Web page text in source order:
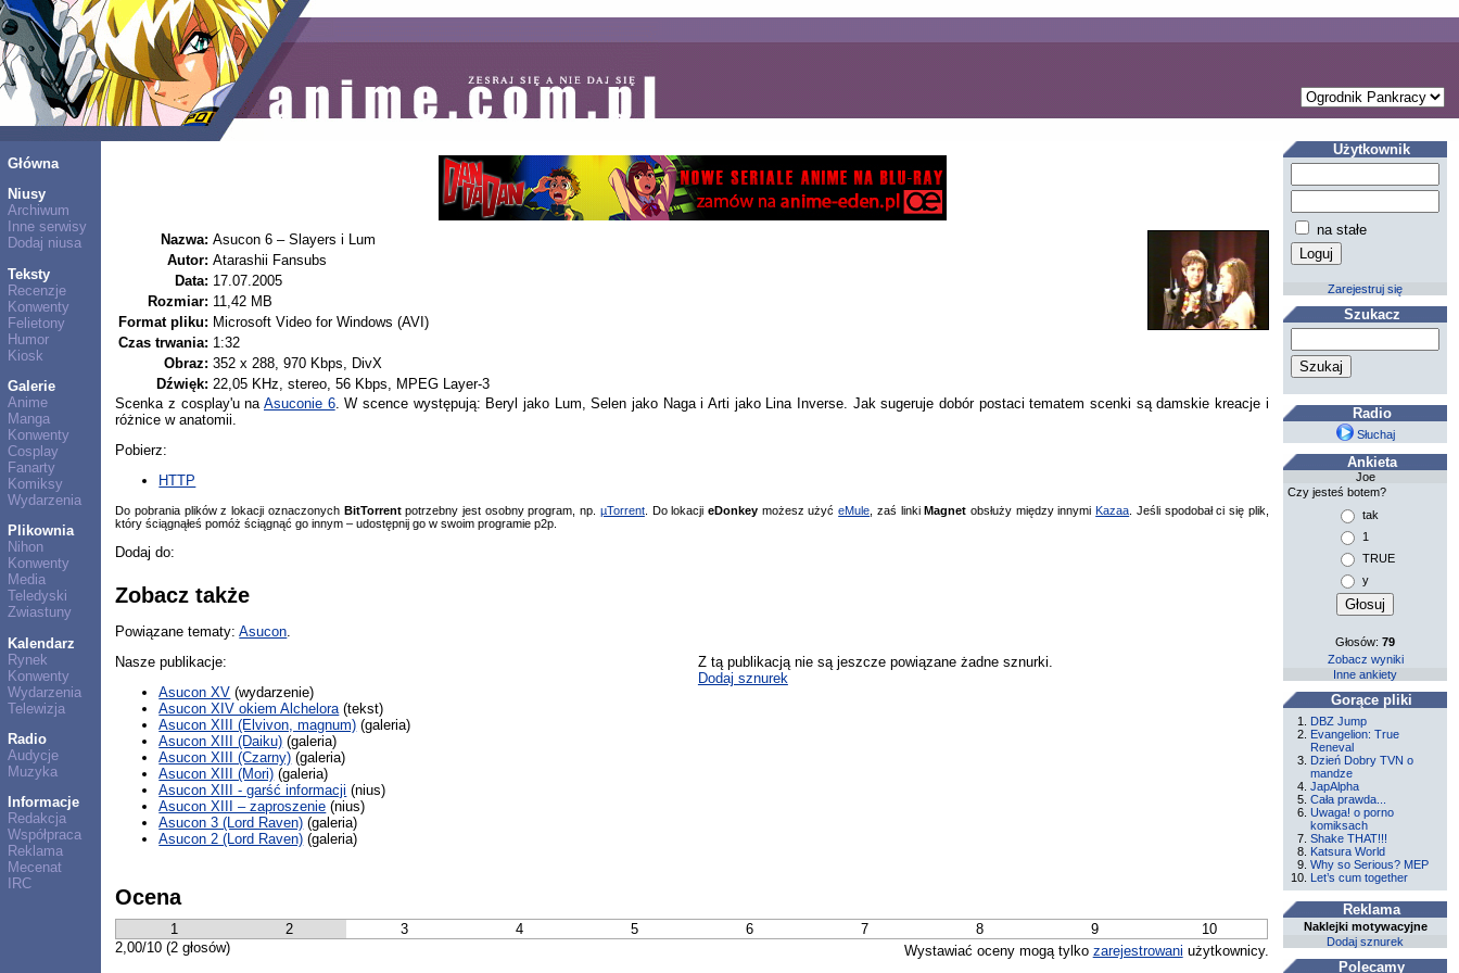
Główna
Niusy
Archiwum
Inne serwisy
Dodaj niusa
Teksty
Recenzje
Konwenty
Felietony
Humor
Kiosk
Galerie
Anime
Manga
Konwenty
Cosplay
Fanarty
Komiksy
Wydarzenia
Plikownia
Nihon
Konwenty
Media
Teledyski
Zwiastuny
Kalendarz
Rynek
Konwenty
Wydarzenia
Telewizja
Radio
Audycje
Muzyka
Informacje
Redakcja
Współpraca
Reklama
Mecenat
IRC
Nazwa: Asucon 6 – Slayers i Lum
Autor: Atarashii Fansubs
Data: 17.07.2005
Rozmiar: 11,42 MB
Format pliku: Microsoft Video for Windows (AVI)
Czas trwania: 1:32
Obraz: 352 x 288, 970 Kbps, DivX
Dźwięk: 22,05 KHz, stereo, 56 Kbps, MPEG Layer-3
Scenka z cosplay'u na Asuconie 6. W scence występują: Beryl jako Lum, Selen jako Naga i Arti jako Lina Inverse. Jak sugeruje dobór postaci tematem scenki są damskie kreacje i
różnice w anatomii.
Pobierz:
HTTP
Do pobrania plików z lokacji oznaczonych BitTorrentpotrzebny jest osobny program, np. µTorrent. Do lokacjieDonkey możesz użyćeMule , zaś linkiMagnet obsłuży między innymiKazaa . Jeśli spodobał ci się plik,
który ściągnąłeś pomóż ściągnąć go innym – udostępnij go w swoim programie p2p.
Dodaj do:
Zobacz także
Powiązane tematy:Asucon
Nasze publikacje:
Asucon XV (wydarzenie)
Asucon XIV okiem Alchelora(tekst)
Asucon XIII (Elvivon, magnum) (galeria)
Asucon XIII (Daiku) (galeria)
Asucon XIII (Czarny) (galeria)
Asucon XIII (Mori) (galeria)
Asucon XIII - garść informacji (nius)
Asucon XIII – zaproszenie (nius)
Asucon 3 (Lord Raven) (galeria)
Asucon 2 (Lord Raven) (galeria)
Z tą publikacją nie są jeszcze powiązane żadne sznurki.
Dodaj sznurek
Ocena
1 2 3 4 5 6 7 8 9
10
Wystawiać oceny mogą tylko zarejestrowani użytkownicy.
2,00/10 (2 głosów)
Użytkownik
na stałe
Zarejestruj się
Szukacz
Radio
Słuchaj
Ankieta
Joe
Czy jesteś botem?
tak
1
TRUE
y
Głosów:79
Zobacz wyniki
Inne ankiety
Gorące pliki
DBZ Jump
Evangelion: True
Reneval
Dzień Dobry TVN o
mandze
JapAlpha
Cała prawda...
Uwaga! o porno
komiksach
Shake THAT!!!
Katsura World
Why so Serious? MEP
Let’s cum together
Reklama
Naklejki motywacyjne
Dodaj sznurek
Polecamy